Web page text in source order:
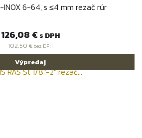
INOX 6-64, s ≤4 mm rezač rúr
Cena
126,08 € s DPH
102,50 € bez DPH
Výpredaj